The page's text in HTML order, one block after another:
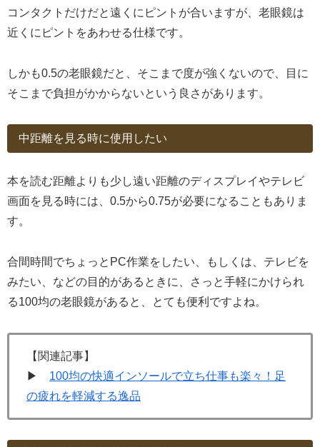
コンタクトだけだと遠くにピントが合いますが、老眼鏡は
近くにピントをあわせる仕様です。
しかも0.5の老眼鏡だと、そこまで度が強くないので、目に
そこまで負担がかからないという良さがあります。
中距離を見る時に使用したい
本を読む距離よりも少し遠い距離のディスプレイやテレビ
画面を見る時には、0.5から0.75が必要になることもありま
す。
合間時間でちょっとPC作業をしたい、もしくは、テレビを
みたい、などの目的があるときに、さっと手軽にかけられ
る100均の老眼鏡があると、とても便利ですよね。
【関連記事】
▶ 100均の快適インソールで立ち仕事も楽々！足
の疲れを軽減する逸品